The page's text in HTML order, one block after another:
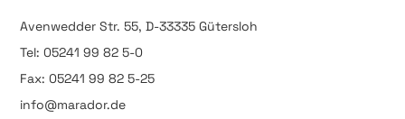
Avenwedder Str. 55, D-33335 Gütersloh
Tel: 05241 99 82 5-0
Fax: 05241 99 82 5-25
info@marador.de